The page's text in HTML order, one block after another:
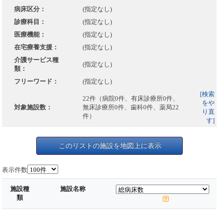
病床区分：
(指定なし)
診療科目：
(指定なし)
医療機能：
(指定なし)
在宅療養支援：
(指定なし)
介護サービス種
類：
(指定なし)
フリーワード： (指定なし)
対象施設数：
22件（病院0件、有床診療所0件、
無床診療所0件、歯科0件、薬局22
件）
[検索
をや
り直
す]
このリストの施設を地図上に表示
表示件数
施設種
類
施設名称